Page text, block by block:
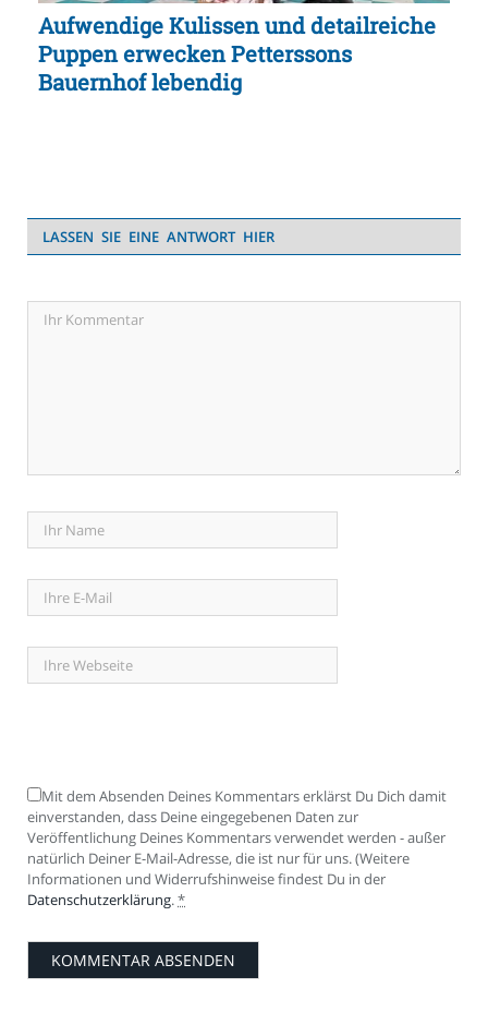
Aufwendige Kulissen und detailreiche
Puppen erwecken Petterssons
Bauernhof lebendig
LASSEN SIE EINE ANTWORT HIER
Mit dem Absenden Deines Kommentars erklärst Du Dich damit
einverstanden, dass Deine eingegebenen Daten zur
Veröffentlichung Deines Kommentars verwendet werden - außer
natürlich Deiner E-Mail-Adresse, die ist nur für uns. (Weitere
Informationen und Widerrufshinweise findest Du in der
Datenschutzerklärung.*